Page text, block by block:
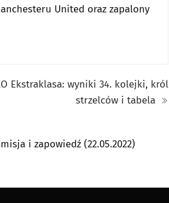
United oraz zapalony
Ekstraklasa: wyniki 34. kolejki, król
strzelców i tabela
i zapowiedź (22.05.2022)